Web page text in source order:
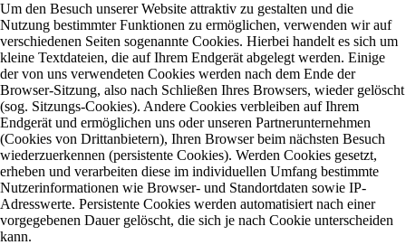
Um den Besuch unserer Website attraktiv zu gestalten und die
Nutzung bestimmter Funktionen zu ermöglichen, verwenden wir auf
verschiedenen Seiten sogenannte Cookies. Hierbei handelt es sich um
kleine Textdateien, die auf Ihrem Endgerät abgelegt werden. Einige
der von uns verwendeten Cookies werden nach dem Ende der
Browser-Sitzung, also nach Schließen Ihres Browsers, wieder gelöscht
(sog. Sitzungs-Cookies). Andere Cookies verbleiben auf Ihrem
Endgerät und ermöglichen uns oder unseren Partnerunternehmen
(Cookies von Drittanbietern), Ihren Browser beim nächsten Besuch
wiederzuerkennen (persistente Cookies). Werden Cookies gesetzt,
erheben und verarbeiten diese im individuellen Umfang bestimmte
Nutzerinformationen wie Browser- und Standortdaten sowie IP-
Adresswerte. Persistente Cookies werden automatisiert nach einer
vorgegebenen Dauer gelöscht, die sich je nach Cookie unterscheiden
kann.